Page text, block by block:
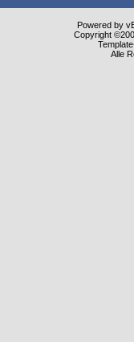
Powered by
Copyright
Alle